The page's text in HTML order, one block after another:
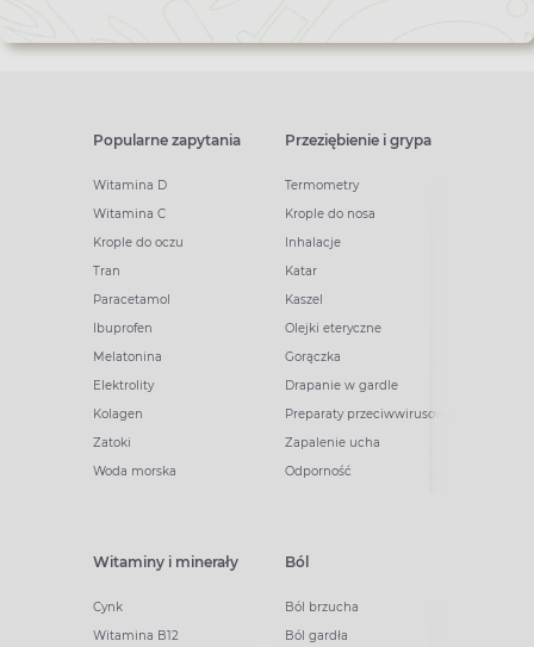
Popularne zapytania
Witamina D
Witamina C
Krople do oczu
Tran
Paracetamol
Ibuprofen
Melatonina
Elektrolity
Kolagen
Zatoki
Woda morska
Przeziębienie i grypa
Termometry
Krople do nosa
Inhalacje
Katar
Kaszel
Olejki eteryczne
Gorączka
Drapanie w gardle
Preparaty przeciwwirusowe
Zapalenie ucha
Odporność
Witaminy i minerały
Cynk
Witamina B12
Ból
Ból brzucha
Ból gardła